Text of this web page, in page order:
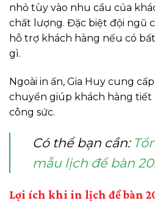
nhỏ tùy vào nhu cầu của
chất lượng. Đặc biệt đội ngũ
hỗ trợ khách hàng nếu có
gì.
Ngoài in ấn, Gia Huy cung
chuyển giúp khách hàng tiết
công sức.
Có thể bạn cần:
mẫu lịch để bàn
Lợi ích khi in lịch để bàn